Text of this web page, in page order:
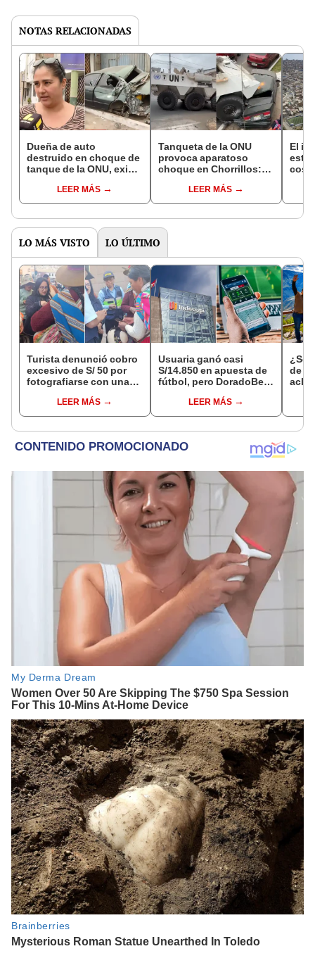
NOTAS RELACIONADAS
Dueña de auto
destruido en choque de
tanque de la ONU, exige
"Nadie me da
respuesta"
LEER MÁS
Tanqueta de la ONU
provoca aparatoso
choque en Chorrillos:
y derriba postes
LEER MÁS
El
un
LO MÁS VISTO LO ÚLTIMO
Turista denunció cobro
excesivo de S/ 50 por
fotografiarse con una
Serenazgo recuperó el
dinero
LEER MÁS
Usuaria ganó casi
S/14.850 en apuesta de
fútbol, pero DoradoBet
Indecopi multó a la
empresa con más de S/
LEER MÁS
¿Se
de